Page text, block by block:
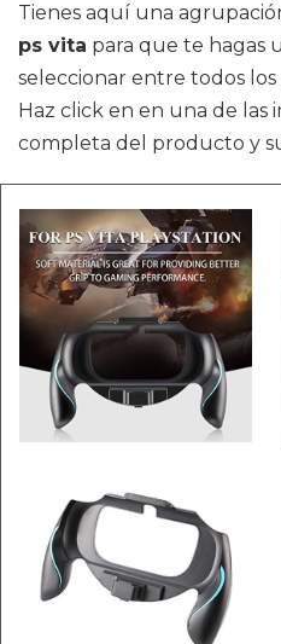
Tienes aquí una
ps vita para que te hagas
seleccionar entre todos
Haz click en en una de las
completa del producto y